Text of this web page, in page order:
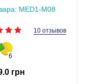
MED1-M08
10 отзывов
6
грн